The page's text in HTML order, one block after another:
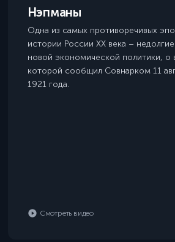
Нэпманы
Одна из самых противоречивых
истории России XX века –
новой экономической политики, о
которой сообщил Совнарком 11
1921 года.
Смотреть видео